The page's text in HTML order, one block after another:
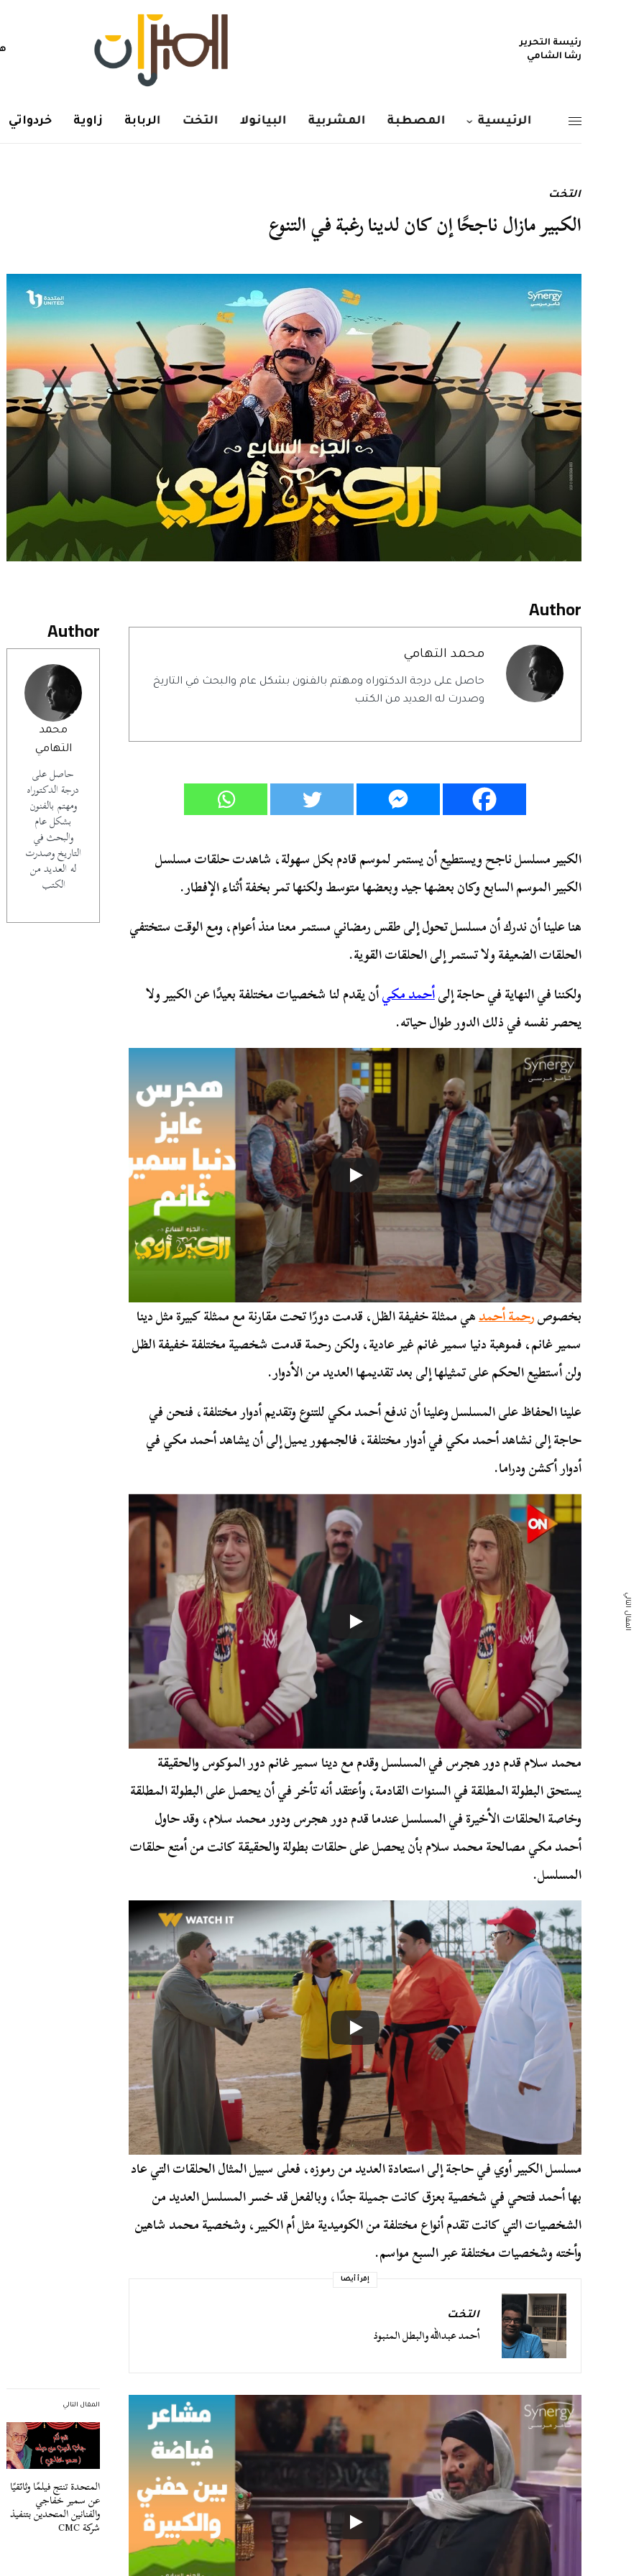
رئيسة التحرير
رشا الشامي
الرئيسية المصطبة المشربية البيانولا التخت الربابة زاوية خردواتي
التخت
الكبير مازال ناجحًا إن كان لدينا رغبة في التنوع
Author
محمد
التهامي
حاصل على
درجة الدكتوراه
ومهتم بالفنون
بشكل عام
والبحث في
التاريخ وصدرت
له العديد من
الكتب
المقال التالي
المتحدة تنتج فيلمًا وثائقيًا
عن سمير خفاجي
والفنانين المتحدين بتنفيذ
شركة CMC
Author
محمد التهامي
حاصل على درجة الدكتوراه ومهتم بالفنون بشكل عام والبحث في التاريخ
وصدرت له العديد من الكتب
الكبير مسلسل ناجح ويستطيع أن يستمر لموسم قادم بكل سهولة، شاهدت حلقات مسلسل
الكبير الموسم السابع وكان بعضها جيد وبعضها متوسط ولكنها تمر بخفة أثناء الإفطار.
هنا علينا أن ندرك أن مسلسل تحول إلى طقس رمضاني مستمر معنا منذ أعوام، ومع الوقت ستختفي
الحلقات الضعيفة ولا تستمر إلى الحلقات القوية.
ولكننا في النهاية في حاجة إلىأحمد مكيأن يقدم لنا شخصيات مختلفة بعيدًا عن الكبير ولا
يحصر نفسه في ذلك الدور طوال حياته.
بخصوصرحمة أحمدهي ممثلة خفيفة الظل، قدمت دورًا تحت مقارنة مع ممثلة كبيرة مثل دينا
سمير غانم، فموهبة دنيا سمير غانم غير عادية، ولكن رحمة قدمت شخصية مختلفة خفيفة الظل
ولن أستطيع الحكم على تمثيلها إلى بعد تقديمها العديد من الأدوار.
علينا الحفاظ على المسلسل وعلينا أن ندفع أحمد مكي للتنوع وتقديم أدوار مختلفة، فنحن في
حاجة إلى نشاهد أحمد مكي في أدوار مختلفة، فالجمهور يميل إلى أن يشاهد أحمد مكي في
أدوار أكشن ودراما.
محمد سلام قدم دور هجرس في المسلسل وقدم مع دينا سمير غانم دور الموكوس والحقيقة
يستحق البطولة المطلقة في السنوات القادمة، وأعتقد أنه تأخر في أن يحصل على البطولة المطلقة
وخاصة الحلقات الأخيرة في المسلسل عندما قدم دور هجرس ودور محمد سلام، وقد حاول
أحمد مكي مصالحة محمد سلام بأن يحصل على حلقات بطولة والحقيقة كانت من أمتع حلقات
المسلسل.
مسلسل الكبير أوي في حاجة إلى استعادة العديد من رموزه، فعلى سبيل المثال الحلقات التي عاد
بها أحمد فتحي في شخصية بعزق كانت جميلة جدًا، وبالفعل قد خسر المسلسل العديد من
الشخصيات التي كانت تقدم أنواع مختلفة من الكوميدية مثل أم الكبير، وشخصية محمد شاهين
وأخته وشخصيات مختلفة عبر السبع مواسم.
إقرأ أيضا
التخت
أحمد عبدالله والبطل المنبوذ
المقال التالي